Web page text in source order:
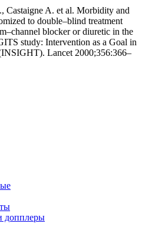
Castaigne A. et al. Morbidity and
to double–blind treatment
blocker or diuretic in the
study: Intervention as a Goal in
Lancet 2000;356:366–
допплеры